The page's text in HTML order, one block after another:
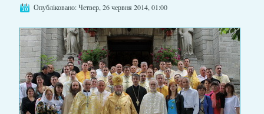
Опубліковано: Четвер, 26 червня 2014, 01:00